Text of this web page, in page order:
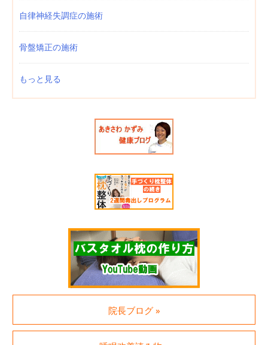
自律神経失調症の施術
骨盤矯正の施術
もっと見る
院長ブログ »